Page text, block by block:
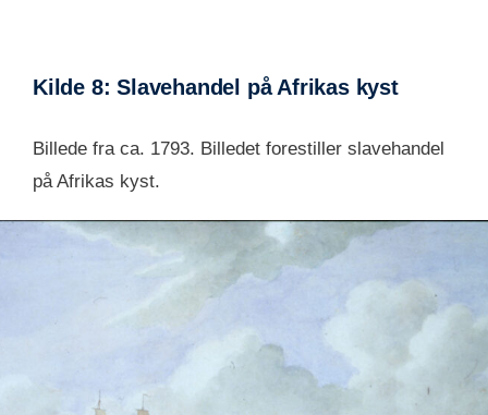
Kilde 8: Slavehandel på Afrikas kyst
Billede fra ca. 1793. Billedet forestiller slavehandel
på Afrikas kyst.